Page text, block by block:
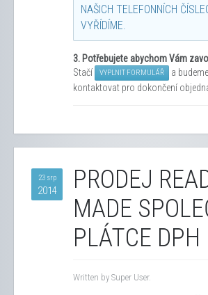
NAŠICH TELEFONNÍCH
VYŘÍDÍME.
3. Potřebujete abychom Vám
Stačí
VYPLNIT FORMULÁŘ
a
kontaktovat pro dokončení
23 srp
2014
PRODEJ
MADE
PLÁTCE DPH
Written by Super User.